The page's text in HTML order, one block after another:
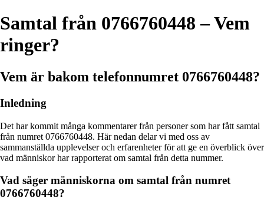
Samtal från 0766760448 – Vem
ringer?
Vem är bakom telefonnumret 0766760448?
Inledning
Det har kommit många kommentarer från personer som har fått samtal
från numret 0766760448. Här nedan delar vi med oss av
sammanställda upplevelser och erfarenheter för att ge en överblick över
vad människor har rapporterat om samtal från detta nummer.
Vad säger människorna om samtal från numret
0766760448?